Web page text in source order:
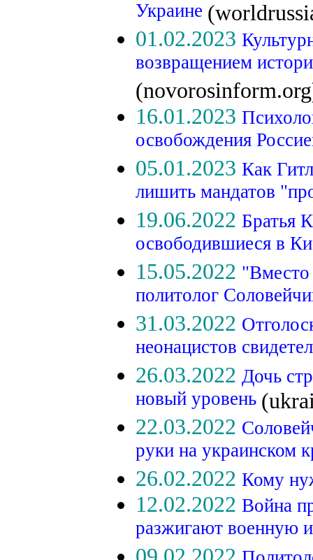
Украине
01.02.2023
возвращением
16.01.2023
освобождения
05.01.2023 Как
лишить мандатов
19.06.2022 Братья
освободившиеся в
15.05.2022 "Вместо
политолог
31.03.2022
неонацистов
26.03.2022 Дочь
новый уровень
22.03.2022
руки на украинском
26.02.2022 Кому
12.02.2022 Война
разжигают военную